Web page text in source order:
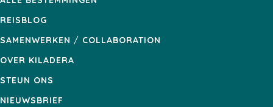
REISBLOG
SAMENWERKEN / COLLABORATION
OVER KILADERA
STEUN ONS
NIEUWSBRIEF